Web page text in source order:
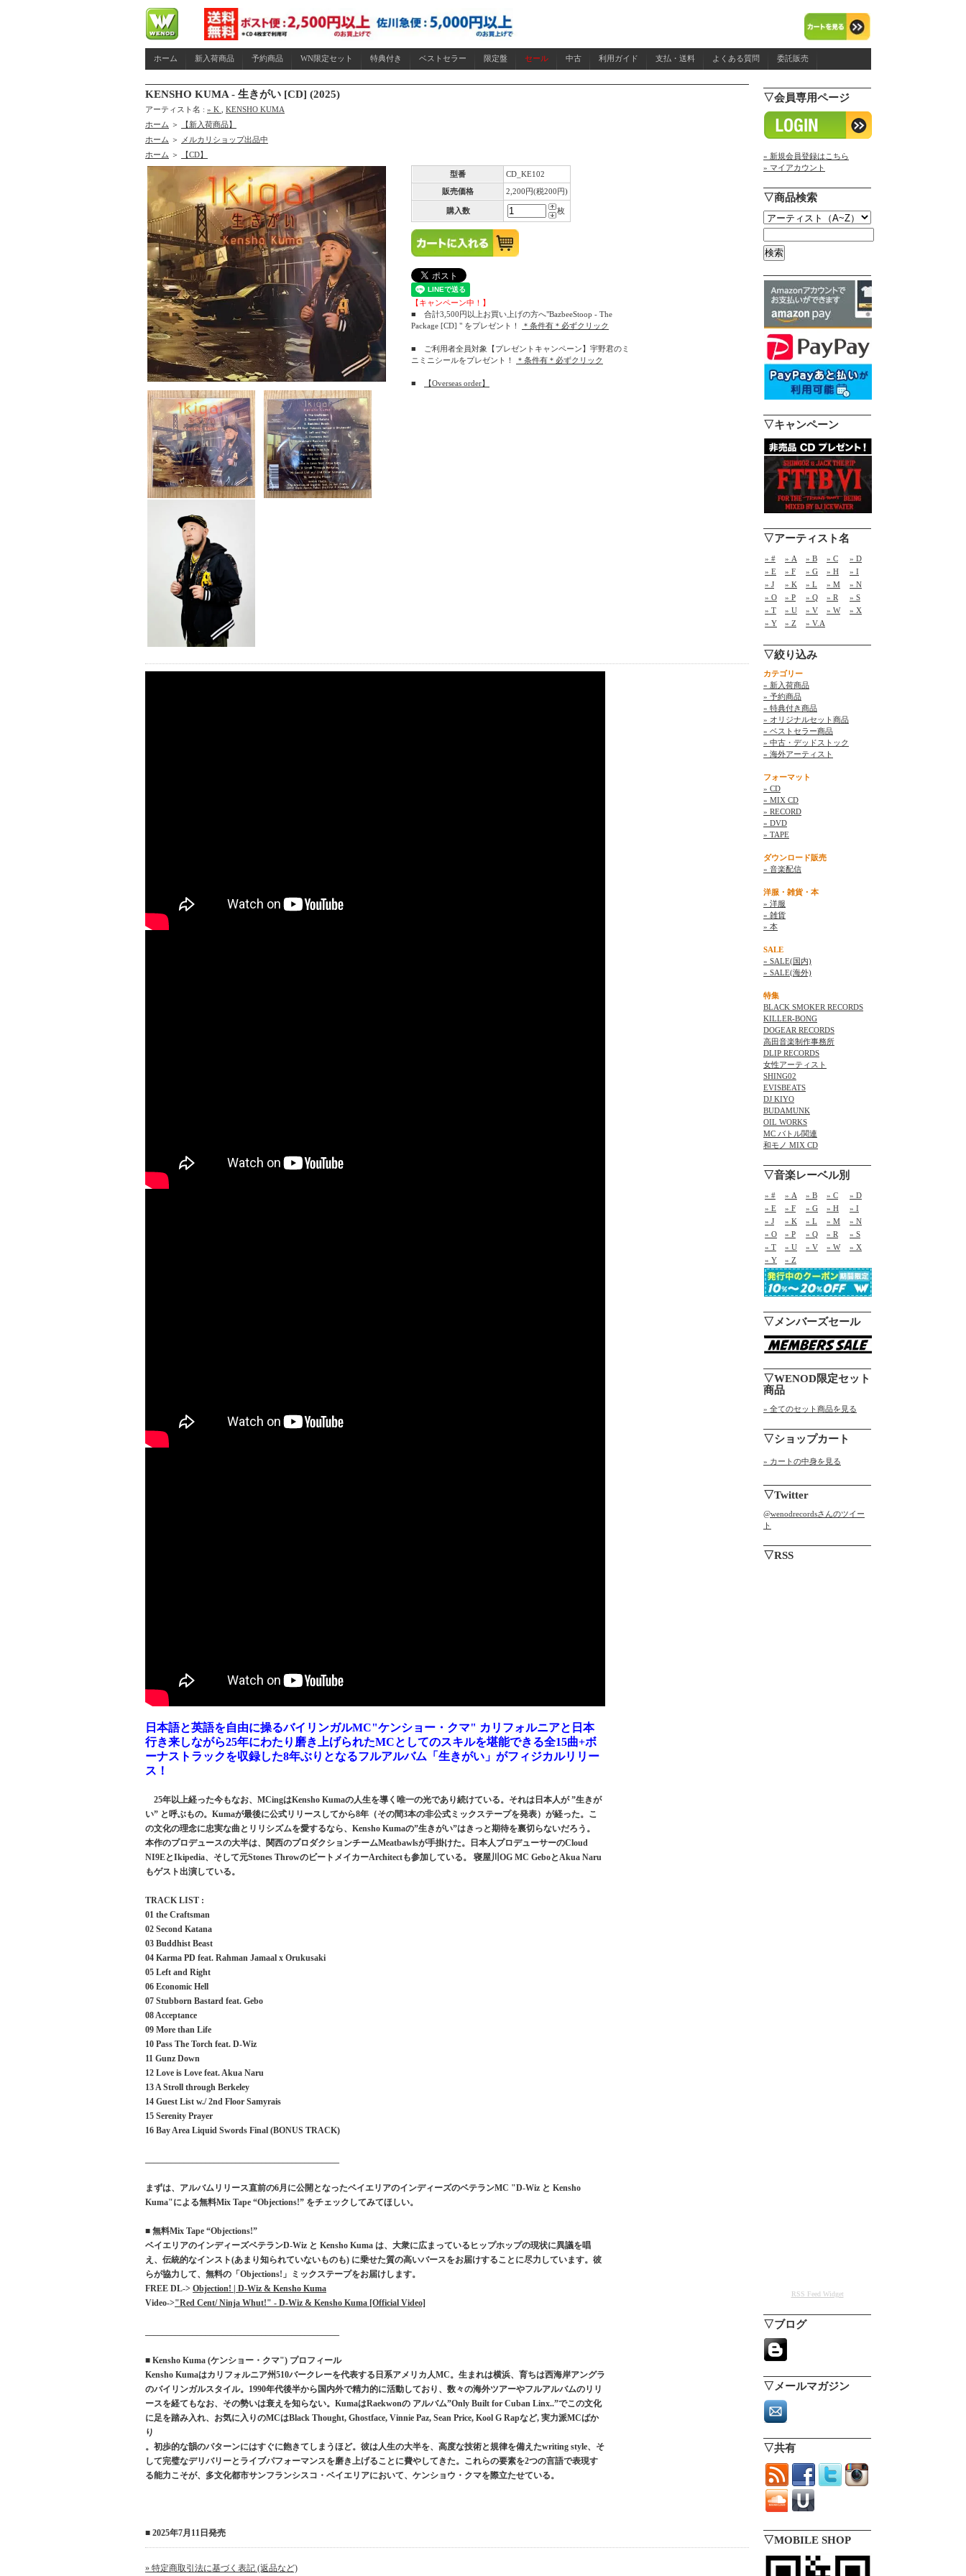
ホーム 新入荷商品 予約商品 WN限定セット 特典付き ベストセラー 限定盤 セール 中古 利用ガイド 支払・送料 よくある質問 委託販売
KENSHO KUMA - 生きがい [CD] (2025)
アーティスト名 : » K
KENSHO KUMA
ホーム ＞
【新入荷商品】
ホーム ＞
メルカリショップ出品中
ホーム ＞ 【CD】
型番
CD_KE102
販売価格
2,200円(税200円)
購入数 枚
【キャンペーン中！】
■ 合計3,500円以上お買い上げの方へ"BazbeeStoop - The
Package [CD] " をプレゼント！
＊条件有＊必ずクリック
■ ご利用者全員対象【プレゼントキャンペーン】宇野君のミ
ニミニシールをプレゼント！
＊条件有＊必ずクリック
■ 【Overseas order】
日本語と英語を自由に操るバイリンガルMC"ケンショー・クマ" カリフォルニアと日本
行き来しながら25年にわたり磨き上げられたMCとしてのスキルを堪能できる全15曲+ボ
ーナストラックを収録した8年ぶりとなるフルアルバム「生きがい」がフィジカルリリー
ス！
25年以上経った今もなお、MCingはKensho Kumaの人生を導く唯一の光であり続けている。それは日本人が ”生きが
い” と呼ぶもの。Kumaが最後に公式リリースしてから8年（その間3本の非公式ミックステープを発表）が経った。こ
の文化の理念に忠実な曲とリリシズムを愛するなら、Kensho Kumaの”生きがい”はきっと期待を裏切らないだろう。
本作のプロデュースの大半は、関西のプロダクションチームMeatbawlsが手掛けた。日本人プロデューサーのCloud
NI9EとIkipedia、そして元Stones ThrowのビートメイカーArchitectも参加している。 寝屋川OG MC GeboとAkua Naru
もゲスト出演している。
TRACK LIST :
01 the Craftsman
02 Second Katana
03 Buddhist Beast
04 Karma PD feat. Rahman Jamaal x Orukusaki
05 Left and Right
06 Economic Hell
07 Stubborn Bastard feat. Gebo
08 Acceptance
09 More than Life
10 Pass The Torch feat. D-Wiz
11 Gunz Down
12 Love is Love feat. Akua Naru
13 A Stroll through Berkeley
14 Guest List w./ 2nd Floor Samyrais
15 Serenity Prayer
16 Bay Area Liquid Swords Final (BONUS TRACK)
まずは、アルバムリリース直前の6月に公開となったベイエリアのインディーズのベテランMC "D-Wiz と Kensho
Kuma"による無料Mix Tape “Objections!” をチェックしてみてほしい。
■ 無料Mix Tape “Objections!”
ベイエリアのインディーズベテランD-Wiz と Kensho Kuma は、大衆に広まっているヒップホップの現状に異議を唱
え、伝統的なインスト(あまり知られていないものも) に乗せた質の高いバースをお届けすることに尽力しています。彼
らが協力して、無料の「Objections!」ミックステープをお届けします。
FREE DL-> Objection! | D-Wiz & Kensho Kuma
Video->"Red Cent/ Ninja Whut!" - D-Wiz & Kensho Kuma [Official Video]
■ Kensho Kuma (ケンショー・クマ") プロフィール
Kensho Kumaはカリフォルニア州510バークレーを代表する日系アメリカ人MC。生まれは横浜、育ちは西海岸アングラ
のバイリンガルスタイル。1990年代後半から国内外で精力的に活動しており、数々の海外ツアーやフルアルバムのリリ
ースを経てもなお、その勢いは衰えを知らない。KumaはRaekwonの アルバム”Only Built for Cuban Linx..”でこの文化
に足を踏み入れ、お気に入りのMCはBlack Thought, Ghostface, Vinnie Paz, Sean Price, Kool G Rapなど, 実力派MCばか
り
。初歩的な韻のパターンにはすぐに飽きてしまうほど。彼は人生の大半を、高度な技術と規律を備えたwriting style、そ
して完璧なデリバリーとライブパフォーマンスを磨き上げることに費やしてきた。これらの要素を2つの言語で表現す
る能力こそが、多文化都市サンフランシスコ・ベイエリアにおいて、ケンショウ・クマを際立たせている。
■ 2025年7月11日発売
» 特定商取引法に基づく表記 (返品など)
▽会員専用ページ
» 新規会員登録はこちら
» マイアカウント
▽商品検索
▽キャンペーン
▽アーティスト名
» # » A » B » C
» D
» E
» F » G » H
» I
» J
» K » L » M
» N
» O
» P » Q » R
» S
» T
» U » V » W
» X
» Y
» Z » V.A
▽絞り込み
カテゴリー
» 新入荷商品
» 予約商品
» 特典付き商品
» オリジナルセット商品
» ベストセラー商品
» 中古・デッドストック
» 海外アーティスト
フォーマット
» CD
» MIX CD
» RECORD
» DVD
» TAPE
ダウンロード販売
» 音楽配信
洋服・雑貨・本
» 洋服
» 雑貨
» 本
SALE
» SALE(国内)
» SALE(海外)
特集
BLACK SMOKER RECORDS
KILLER-BONG
DOGEAR RECORDS
高田音楽制作事務所
DLIP RECORDS
女性アーティスト
SHING02
EVISBEATS
DJ KIYO
BUDAMUNK
OIL WORKS
MC バトル関連
和モノ MIX CD
▽音楽レーベル別
» # » A » B » C
» D
» E
» F » G » H
» I
» J
» K » L » M
» N
» O
» P » Q » R
» S
» T
» U » V » W
» X
» Y
» Z
▽メンバーズセール
▽WENOD限定セット
商品
» 全てのセット商品を見る
▽ショップカート
» カートの中身を見る
▽Twitter
@wenodrecordsさんのツイー
ト
▽RSS
RSS Feed Widget
▽ブログ
▽メールマガジン
▽共有
▽MOBILE SHOP